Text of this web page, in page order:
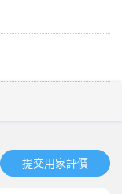
提交用家評價​